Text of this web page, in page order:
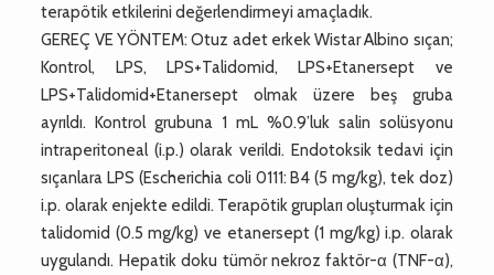
terapötik etkilerini değerlendirmeyi amaçladık.
GEREÇ VE YÖNTEM: Otuz adet erkek Wistar Albino sıçan;
Kontrol, LPS, LPS+Talidomid, LPS+Etanersept ve
LPS+Talidomid+Etanersept olmak üzere beş gruba
ayrıldı. Kontrol grubuna 1 mL %0.9’luk salin solüsyonu
intraperitoneal (i.p.) olarak verildi. Endotoksik tedavi için
sıçanlara LPS (Escherichia coli 0111: B4 (5 mg/kg), tek doz)
i.p. olarak enjekte edildi. Terapötik grupları oluşturmak için
talidomid (0.5 mg/kg) ve etanersept (1 mg/kg) i.p. olarak
uygulandı. Hepatik doku tümör nekroz faktör-α (TNF-α),